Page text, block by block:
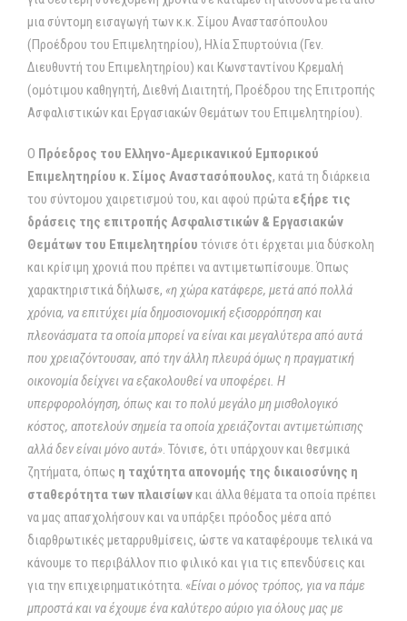
μια σύντομη εισαγωγή των κ.κ. Σίμου Αναστασόπουλου
(Προέδρου του Επιμελητηρίου), Ηλία Σπυρτούνια (Γεν.
Διευθυντή του Επιμελητηρίου) και Κωνσταντίνου Κρεμαλή
(ομότιμου καθηγητή, Διεθνή Διαιτητή, Προέδρου της Επιτροπής
Ασφαλιστικών και Εργασιακών Θεμάτων του Επιμελητηρίου).
Ο Πρόεδρος του Ελληνο-Αμερικανικού Εμπορικού
Επιμελητηρίου κ. Σίμος Αναστασόπουλος, κατά τη διάρκεια
του σύντομου χαιρετισμού του, και αφού πρώτα εξήρε τις
δράσεις της επιτροπής Ασφαλιστικών & Εργασιακών
Θεμάτων του Επιμελητηρίου τόνισε ότι έρχεται μια δύσκολη
και κρίσιμη χρονιά που πρέπει να αντιμετωπίσουμε. Όπως
χαρακτηριστικά δήλωσε, «η χώρα κατάφερε, μετά από πολλά
χρόνια, να επιτύχει μία δημοσιονομική εξισορρόπηση και
πλεονάσματα τα οποία μπορεί να είναι και μεγαλύτερα από αυτά
που χρειαζόντουσαν, από την άλλη πλευρά όμως η πραγματική
οικονομία δείχνει να εξακολουθεί να υποφέρει. Η
υπερφορολόγηση, όπως και το πολύ μεγάλο μη μισθολογικό
κόστος, αποτελούν σημεία τα οποία χρειάζονται αντιμετώπισης
αλλά δεν είναι μόνο αυτά». Τόνισε, ότι υπάρχουν και θεσμικά
ζητήματα, όπως η ταχύτητα απονομής της δικαιοσύνης η
σταθερότητα των πλαισίωνκαι άλλα θέματα τα οποία πρέπει
να μας απασχολήσουν και να υπάρξει πρόοδος μέσα από
διαρθρωτικές μεταρρυθμίσεις, ώστε να καταφέρουμε τελικά να
κάνουμε το περιβάλλον πιο φιλικό και για τις επενδύσεις και
για την επιχειρηματικότητα. «Είναι ο μόνος τρόπος, για να πάμε
μπροστά και να έχουμε ένα καλύτερο αύριο για όλους μας με